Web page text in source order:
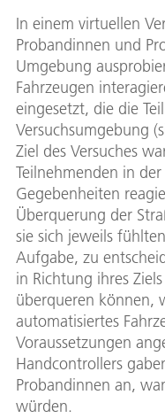
In einem virtuellen
Probandinnen und
Umgebung
Fahrzeugen
eingesetzt, die die
Versuchsumgebung
Ziel des Versuches
Teilnehmenden in
Gegebenheiten
Überquerung der
sie sich jeweils
Aufgabe, zu
in Richtung ihres
überqueren können,
automatisiertes
Voraussetzungen
Handcontrollers
Probandinnen an,
würden.